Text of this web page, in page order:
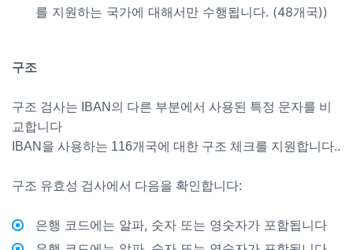
를 지원하는 국가에 대해서만 수행됩니다. (48개국))
구조
구조 검사는 IBAN의 다른 부분에서 사용된 특정 문자를 비
교합니다
IBAN을 사용하는 116개국에 대한 구조 체크를 지원합니다..
구조 유효성 검사에서 다음을 확인합니다:
은행 코드에는 알파, 숫자 또는 영숫자가 포함됩니다